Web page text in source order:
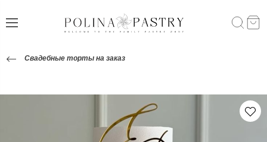
Свадебные торты на заказ